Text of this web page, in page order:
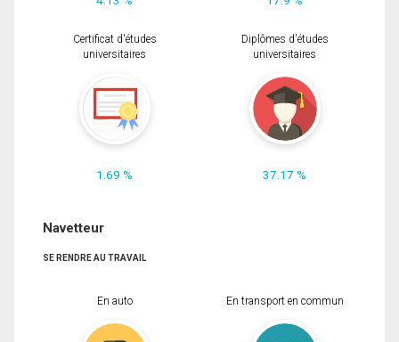
Certificat d'études
universitaires
1.69 %
Diplômes d'études
universitaires
37.17 %
Navetteur
SE RENDRE AU TRAVAIL
En auto En transport en commun